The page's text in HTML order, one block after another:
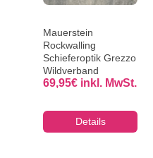
Mauerstein
Rockwalling
Schieferoptik Grezzo
Wildverband
69,95€ inkl. MwSt.
Details